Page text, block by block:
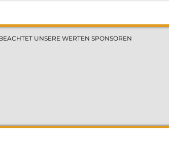
UNSERE WERTEN SPONSOREN